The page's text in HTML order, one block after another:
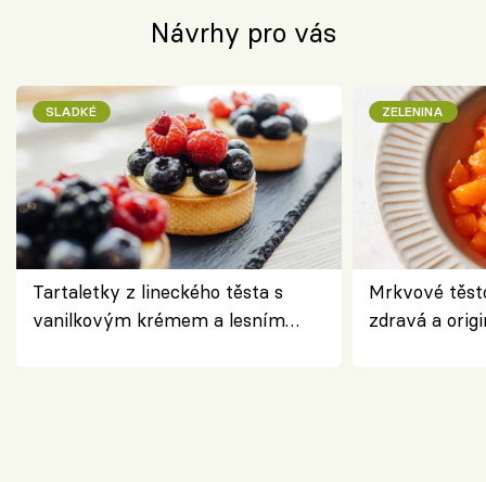
Návrhy pro vás
SLADKÉ
Tartaletky z lineckého těsta s
vanilkovým krémem a lesním
ZELENINA
Mrkvové
zdravá a